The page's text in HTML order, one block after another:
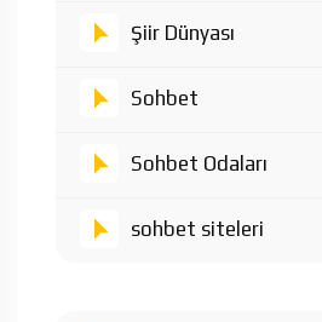
Şiir Dünyası
Sohbet
Sohbet Odaları
sohbet siteleri